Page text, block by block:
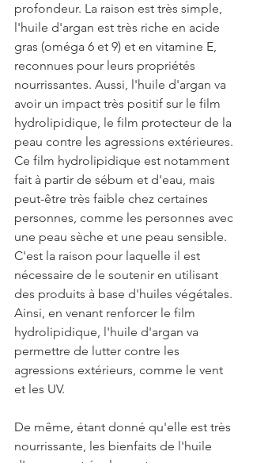
profondeur. La raison est très simple,
l'huile d'argan est très riche en acide
gras (oméga 6 et 9) et en vitamine E,
reconnues pour leurs propriétés
nourrissantes. Aussi, l'huile d'argan va
avoir un impact très positif sur le film
hydrolipidique, le film protecteur de la
peau contre les agressions extérieures.
Ce film hydrolipidique est notamment
fait à partir de sébum et d'eau, mais
peut-être très faible chez certaines
personnes, comme les personnes avec
une peau sèche et une peau sensible.
C'est la raison pour laquelle il est
nécessaire de le soutenir en utilisant
des produits à base d'huiles végétales.
Ainsi, en venant renforcer le film
hydrolipidique, l'huile d'argan va
permettre de lutter contre les
agressions extérieurs, comme le vent
et les UV.
De même, étant donné qu'elle est très
nourrissante, les bienfaits de l'huile